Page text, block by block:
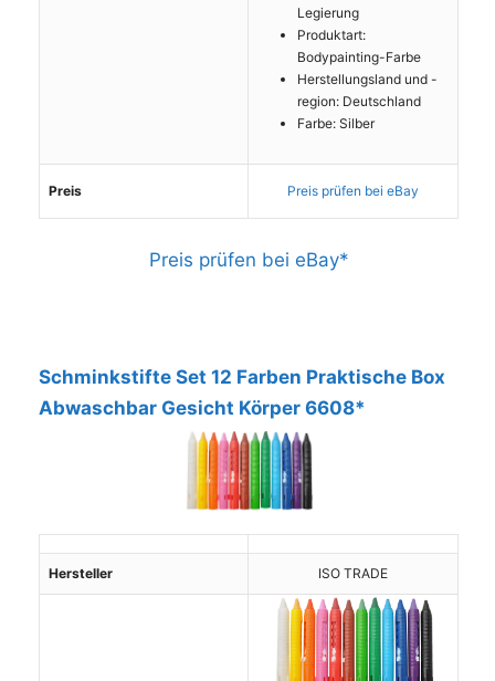
Legierung
Produktart:
Bodypainting-Farbe
Herstellungsland und -
region: Deutschland
Farbe: Silber
Preis Preis prüfen bei eBay
Preis prüfen bei eBay*
Schminkstifte Set 12 Farben Praktische Box
Abwaschbar Gesicht Körper 6608*
Hersteller ISO TRADE